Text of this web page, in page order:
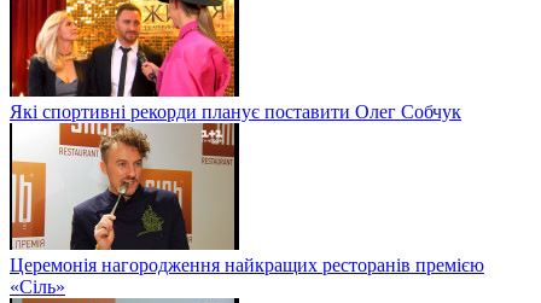
Які спортивні рекорди планує поставити Олег Собчук
Церемонія нагородження найкращих ресторанів премією
«Сіль»